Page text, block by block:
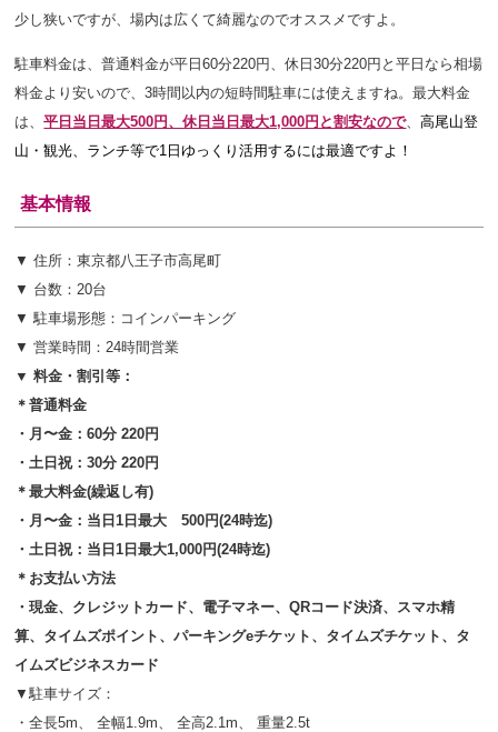
少し狭いですが、場内は広くて綺麗なのでオススメですよ。
駐車料金は、普通料金が平日60分220円、休日30分220円と平日なら相場
料金より安いので、3時間以内の短時間駐車には使えますね。最大料金
は、平日当日最大500円、休日当日最大1,000円と割安なので、高尾山登
山・観光、ランチ等で1日ゆっくり活用するには最適ですよ！
基本情報
▼ 住所：東京都八王子市高尾町
▼ 台数：20台
▼ 駐車場形態：コインパーキング
▼ 営業時間：24時間営業
▼ 料金・割引等：
＊普通料金
・月〜金：60分 220円
・土日祝：30分 220円
＊最大料金(繰返し有)
・月〜金：当日1日最大 500円(24時迄)
・ 土日祝：当日1日最大1,000円(24時迄)
＊お支払い方法
・現金、クレジットカード、電子マネー、QRコード決済、スマホ精
算、タイムズポイント、パーキングeチケット、タイムズチケット、タ
イムズビジネスカード
▼駐車サイズ：
・全長5m、 全幅1.9m、 全高2.1m、 重量2.5t